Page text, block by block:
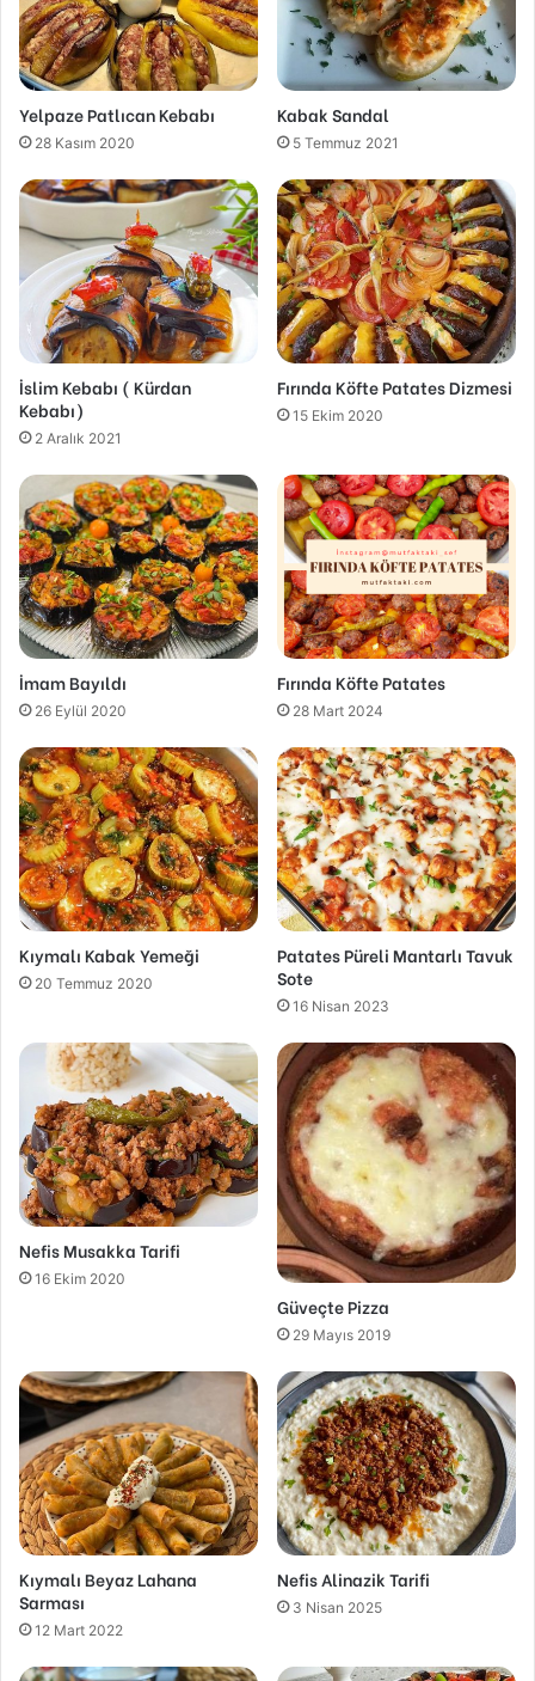
Yelpaze Patlıcan Kebabı
28 Kasım 2020
Kabak Sandal
5 Temmuz 2021
İslim Kebabı ( Kürdan
Kebabı)
2 Aralık 2021
Fırında Köfte Patates Dizmesi
15 Ekim 2020
İmam Bayıldı
26 Eylül 2020
Fırında Köfte Patates
28 Mart 2024
Kıymalı Kabak Yemeği
20 Temmuz 2020
Patates Püreli Mantarlı Tavuk
Sote
16 Nisan 2023
Nefis Musakka Tarifi
16 Ekim 2020
Güveçte Pizza
29 Mayıs 2019
Kıymalı Beyaz Lahana
Sarması
12 Mart 2022
Nefis Alinazik Tarifi
3 Nisan 2025